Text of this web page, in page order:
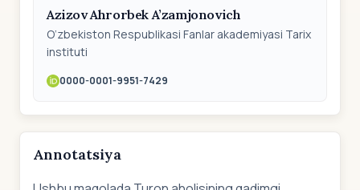
Azizov Ahrorbek A’zamjonovich
O‘zbekiston Respublikasi Fanlar akademiyasi Tarix
instituti
0000-0001-9951-7429
Annotatsiya